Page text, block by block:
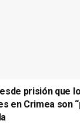
prisión que
en Crimea son